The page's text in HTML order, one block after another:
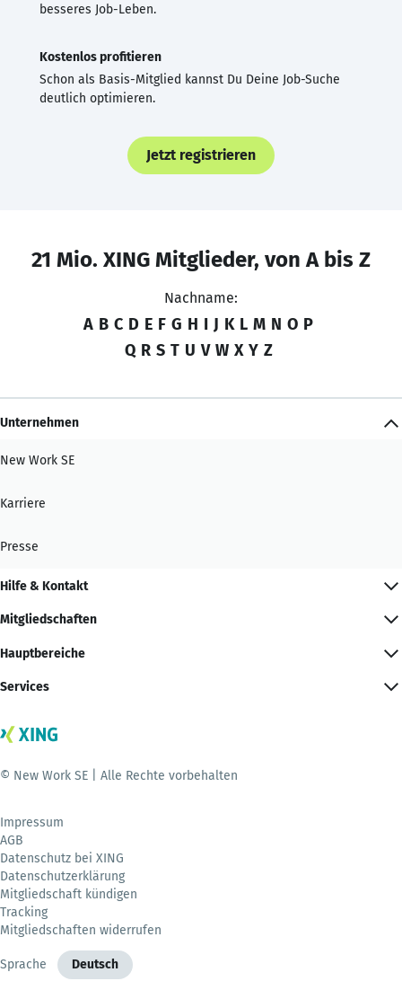
besseres Job-Leben.
Kostenlos profitieren
Schon als Basis-Mitglied kannst Du Deine Job-Suche
deutlich optimieren.
Jetzt registrieren
21 Mio. XING Mitglieder, von A bis Z
Nachname:
A B C D E F G H I J K L M N O P
Q R S T U V W X Y Z
Unternehmen
New Work SE
Karriere
Presse
Hilfe & Kontakt
Mitgliedschaften
Hauptbereiche
Services
© New Work SE | Alle Rechte vorbehalten
Impressum
AGB
Datenschutz bei XING
Datenschutzerklärung
Mitgliedschaft kündigen
Tracking
Mitgliedschaften widerrufen
Sprache Deutsch